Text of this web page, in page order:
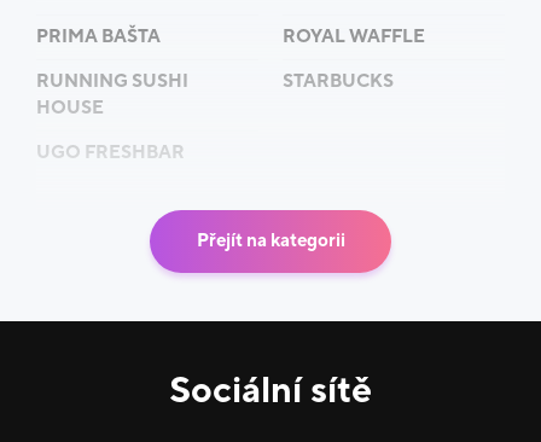
Zastavte se v restauraci
Centrumna pečlivě a rychle podávané gurmánské
lahůdky v lehkém francouzském stylu i vy.
PRIMA BAŠTA
ROYAL WAFFLE
RUNNING SUSHI
HOUSE
STARBUCKS
UGO FRESHBAR
Přejít na kategorii
Sociální sítě